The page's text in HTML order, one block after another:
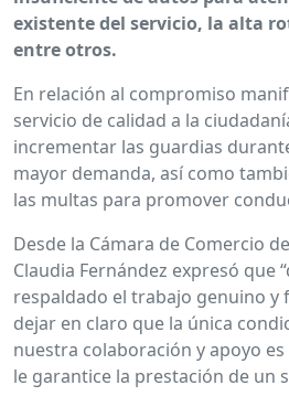
existente del servicio, la alta
entre otros.
En relación al compromiso
servicio de calidad a la
incrementar las guardias
mayor demanda, así como
las multas para promover
Desde la Cámara de Comercio
Claudia Fernández expresó que
respaldado el trabajo genuino
dejar en claro que la única
nuestra colaboración y apoyo
le garantice la prestación de un